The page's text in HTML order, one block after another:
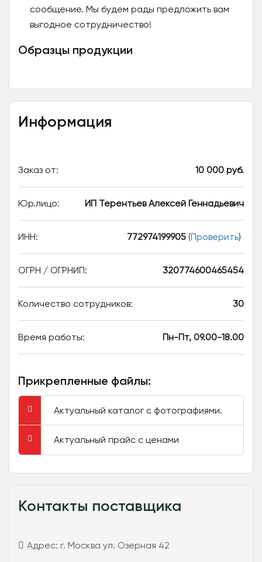
сообщение. Мы будем рады предложить вам
выгодное сотрудничество!
Образцы продукции
Информация
Заказ от: 10 000 руб.
Юр.лицо: ИП Терентьев Алексей Геннадьевич
ИНН: 772974199905 (Проверить)
ОГРН / ОГРНИП: 320774600465454
Количество сотрудников: 30
Время работы: Пн-Пт, 09.00-18.00
Прикрепленные файлы:
Актуальный каталог с фотографиями.
Актуальный прайс с ценами
Контакты поставщика
Адрес: г. Москва ул. Озерная 42